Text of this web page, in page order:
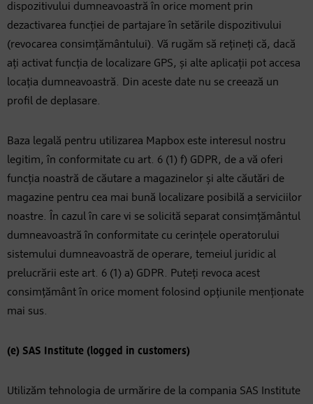
dispozitivului dumneavoastră în orice moment prin
dezactivarea funcției de partajare în setările dispozitivului
(revocarea consimțământului). Vă rugăm să rețineți că, dacă
ați activat funcția de localizare GPS, și alte aplicații pot accesa
locația dumneavoastră. Din aceste date nu se creează un
profil de deplasare.
Baza legală pentru utilizarea Mapbox este interesul nostru
legitim, în conformitate cu art. 6 (1) f) GDPR, de a vă oferi
funcția noastră de căutare a magazinelor și alte căutări de
magazine pentru cea mai bună localizare posibilă a serviciilor
noastre. În cazul în care vi se solicită separat consimțământul
dumneavoastră în conformitate cu cerințele operatorului
sistemului dumneavoastră de operare, temeiul juridic al
prelucrării este art. 6 (1) a) GDPR. Puteți revoca acest
consimțământ în orice moment folosind opțiunile menționate
mai sus.
(e) SAS Institute (logged in customers)
Utilizăm tehnologia de urmărire de la compania SAS Institute